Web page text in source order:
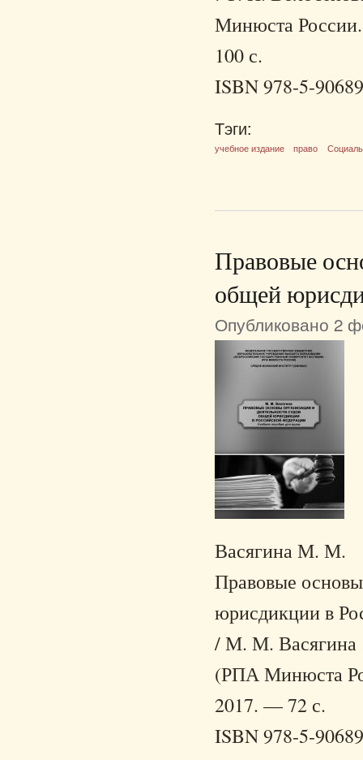
Минюста
100 с.
ISBN 978-5-
Тэги:
учебное издание право
Правовые
общей
Опубликовано 2
Васягина М. М.
Правовые
юрисдикции в
/ М. М. Васягина
(РПА Минюста
2017. — 72 с.
ISBN 978-5-